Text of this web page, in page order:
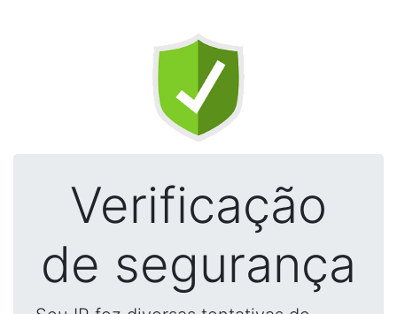
Verificação
de segurança